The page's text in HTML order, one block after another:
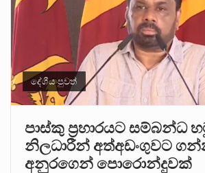
දේශීය පුවත්
පාස්කු ප්‍රහාරයට සම්බන්ධ
නිලධාරීන් අත්අඩංගුවට
අනුරගෙන් පොරොන්දුවක්